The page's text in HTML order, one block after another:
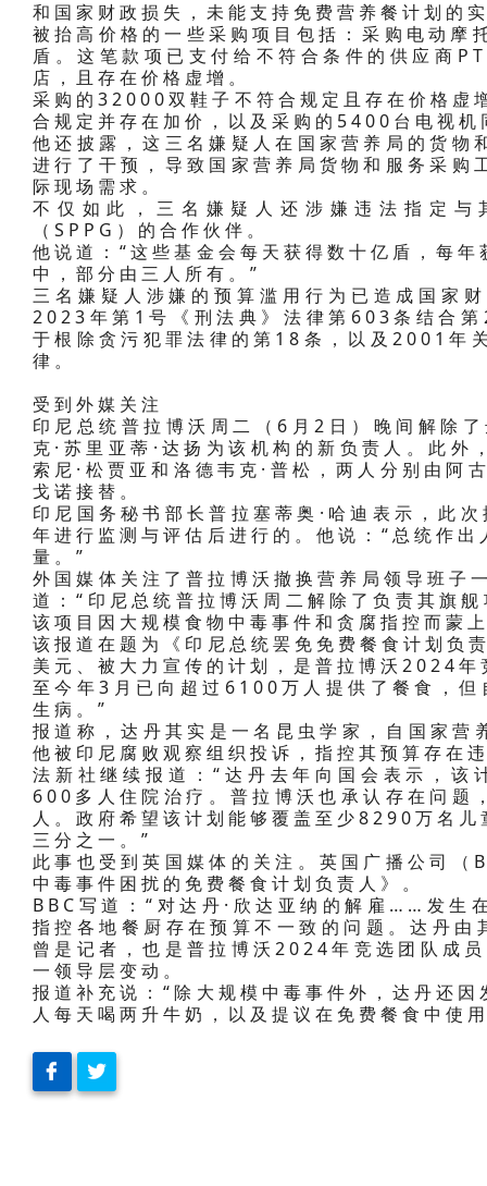
被抬高价格的一些采购项目包括：采购电动
盾。这笔款项已支付给不符合条件的供应商
店，且存在价格虚增。
采购的32000双鞋子不符合规定且存在价格
合规定并存在加价，以及采购的5400台电视
他还披露，这三名嫌疑人在国家营养局的货
进行了干预，导致国家营养局货物和服务采
际现场需求。
不仅如此，三名嫌疑人还涉嫌违法指定
（SPPG）的合作伙伴。
他说道：“这些基金会每天获得数十亿盾，每
中，部分由三人所有。”
三名嫌疑人涉嫌的预算滥用行为已造成国家
2023年第1号《刑法典》法律第603条结合
于根除贪污犯罪法律的第18条，以及2001
律。
受到外媒关注
印尼总统普拉博沃周二（6月2日）晚间解除
克·苏里亚蒂·达扬为该机构的新负责人。此
索尼·松贾亚和洛德韦克·普松，两人分别由阿
戈诺接替。
印尼国务秘书部长普拉塞蒂奥·哈迪表示，此
年进行监测与评估后进行的。他说：“总统作
量。”
外国媒体关注了普拉博沃撤换营养局领导班子
道：“印尼总统普拉博沃周二解除了负责其旗
该项目因大规模食物中毒事件和贪腐指控而蒙
该报道在题为《印尼总统罢免免费餐食计划负
美元、被大力宣传的计划，是普拉博沃2024
至今年3月已向超过6100万人提供了餐食，
生病。”
报道称，达丹其实是一名昆虫学家，自国家
他被印尼腐败观察组织投诉，指控其预算存在
法新社继续报道：“达丹去年向国会表示，
600多人住院治疗。普拉博沃也承认存在问题
人。政府希望该计划能够覆盖至少8290万名
三分之一。”
此事也受到英国媒体的关注。英国广播公司
中毒事件困扰的免费餐食计划负责人》。
BBC写道：“对达丹·欣达亚纳的解雇……发生
指控各地餐厨存在预算不一致的问题。达丹
曾是记者，也是普拉博沃2024年竞选团队成
一领导层变动。
报道补充说：“除大规模中毒事件外，达丹还
人每天喝两升牛奶，以及提议在免费餐食中使